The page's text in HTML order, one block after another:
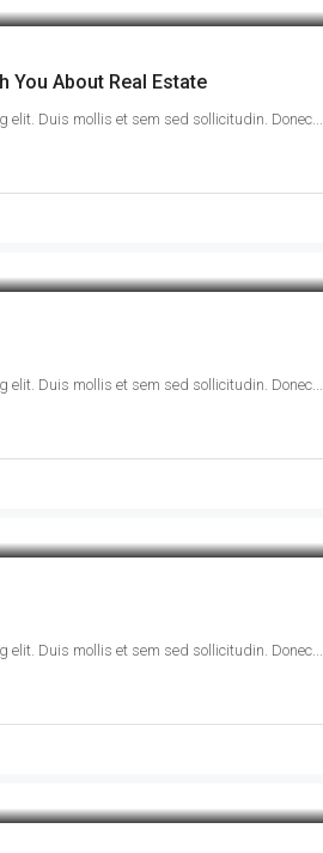
You About Real Estate
Duis mollis et sem sed sollicitudin. Donec...
Duis mollis et sem sed sollicitudin. Donec...
Duis mollis et sem sed sollicitudin. Donec...